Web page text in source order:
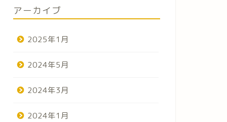
アーカイブ
2025年1月
2024年5月
2024年3月
2024年1月